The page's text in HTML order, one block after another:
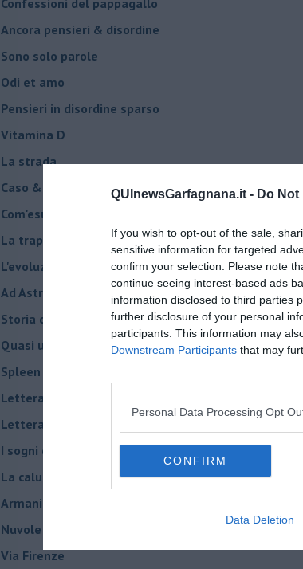
QUInewsGarfagnana.it - Do
If you wish to opt-out of the sale,
sensitive information for targeted
confirm your selection. Please note
continue seeing interest-based ads
information disclosed to third parties
further disclosure of your personal
participants. This information may
Downstream Participants that may
Personal Data Processing Opt
CONFIRM
Data Deletion
Ancora pensieri & disordine
Sono solo parole
Odi et amo
Pensieri in disordine sparso
Vitamina D
La strada
Caso & cambiamento
Com'esuli pensieri
La trappola di Tucidide, o della 3ª C
L'evoluzione umana
Ad Astra
Storia di io - Quasi un compito in classe
Quasi una lezione
Spleen
Lettera a un amico
Lettera al sultano
I sogni del mattino
La calura
Armani
Nuvole
Via Firenze